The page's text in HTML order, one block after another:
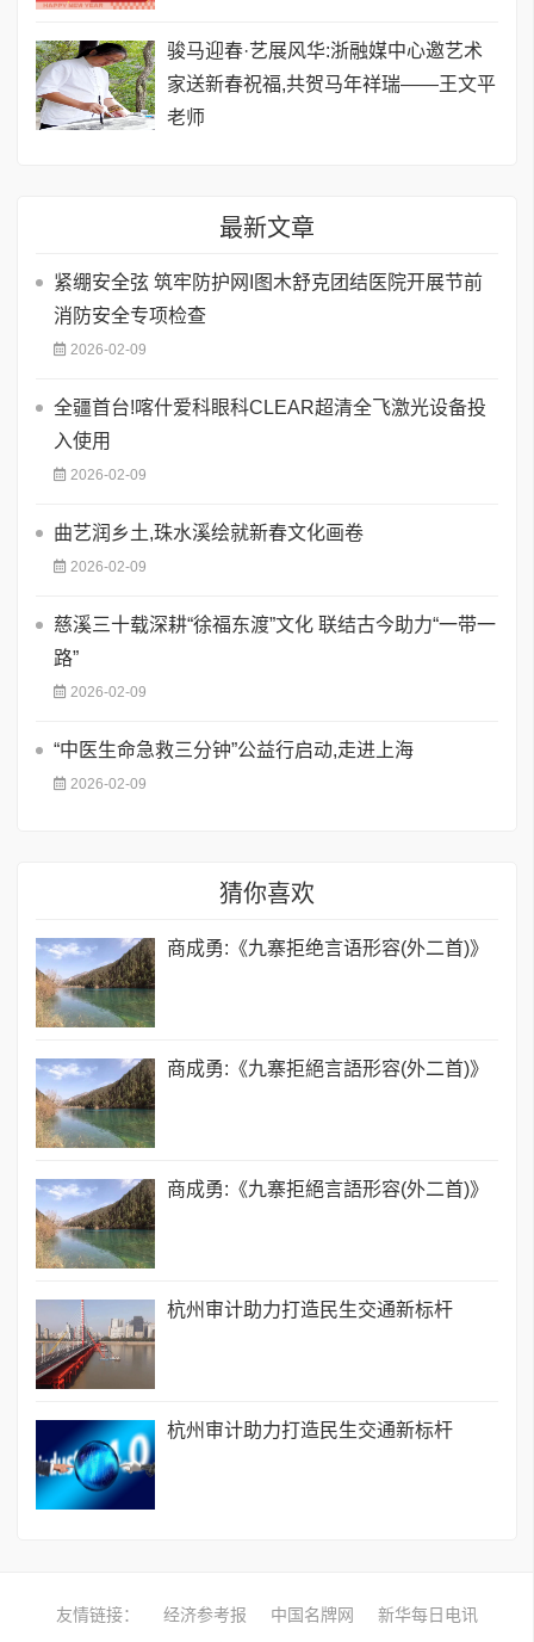
骏马迎春·艺展风华:浙融媒中心邀艺术
家送新春祝福,共贺马年祥瑞——王文平
老师
最新文章
紧绷安全弦 筑牢防护网I图木舒克团结医院开展节前
消防安全专项检查
2026-02-09
全疆首台!喀什爱科眼科CLEAR超清全飞激光设备投
入使用
2026-02-09
曲艺润乡土,珠水溪绘就新春文化画卷
2026-02-09
慈溪三十载深耕“徐福东渡”文化 联结古今助力“一带一
路”
2026-02-09
“中医生命急救三分钟”公益行启动,走进上海
2026-02-09
猜你喜欢
商成勇:《九寨拒绝言语形容(外二首)》
商成勇:《九寨拒絕言語形容(外二首)》
商成勇:《九寨拒絕言語形容(外二首)》
杭州审计助力打造民生交通新标杆
杭州审计助力打造民生交通新标杆
友情链接： 经济参考报 中国名牌网
新华每日电讯